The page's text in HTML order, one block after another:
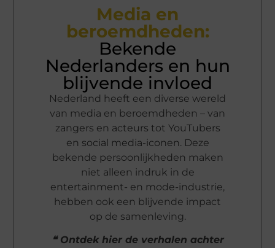
Media en
beroemdheden:
Bekende
Nederlanders en hun
blijvende invloed
Nederland heeft een diverse wereld
van media en beroemdheden – van
zangers en acteurs tot YouTubers
en social media-iconen. Deze
bekende persoonlijkheden maken
niet alleen indruk in de
entertainment- en mode-industrie,
hebben ook een blijvende impact
op de samenleving.
❝ Ontdek hier de verhalen achter